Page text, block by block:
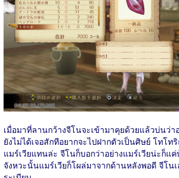
เมื่อมาที่ลานกว้างจีโนจะเข้ามาคุยด้วยแล้วบ่นว่
ยังไม่ได้เจอสักทีอยากจะไปฝากตัวเป็นศิษย์ โทโท
แมร์เวียแทนล่ะ จีโนก็บอกว่าอย่างแมร์เวียน่ะก็แ
จังหวะนั้นแมร์เวียก็โผล่มาจากด้านหลังพอดี จีโน